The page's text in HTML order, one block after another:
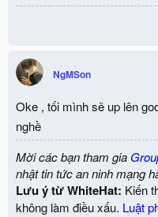
NgMSon
Oke , tối mình sẽ up lên
nghề
Mời các bạn tham gia
nhật tin tức an ninh mạng
Lưu ý từ WhiteHat: Kiến
không làm điều xấu. Luật